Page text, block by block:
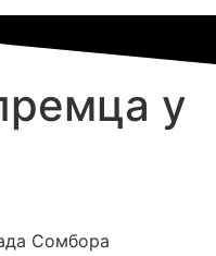
у
Сомбора